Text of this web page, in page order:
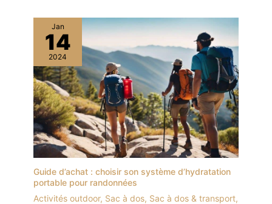
Jan
14
2024
Guide d’achat : choisir son système d’hydratation
portable pour randonnées
Activités outdoor, Sac à dos, Sac à dos & transport,